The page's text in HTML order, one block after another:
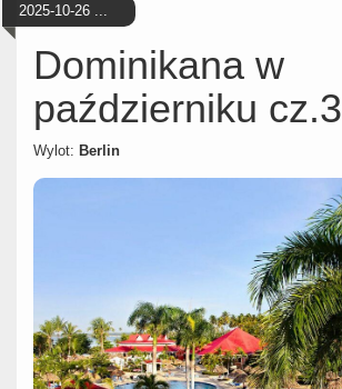
2025-10-26 ...
Dominikana w
październiku cz.3
Wylot: Berlin